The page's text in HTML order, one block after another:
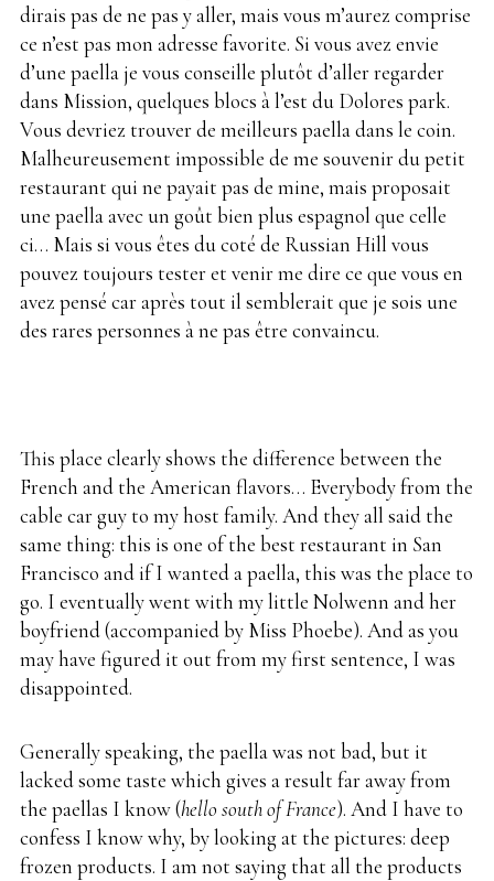
dirais pas de ne pas y aller, mais vous m’aurez comprise
ce n’est pas mon adresse favorite. Si vous avez envie
d’une paella je vous conseille plutôt d’aller regarder
dans Mission, quelques blocs à l’est du Dolores park.
Vous devriez trouver de meilleurs paella dans le coin.
Malheureusement impossible de me souvenir du petit
restaurant qui ne payait pas de mine, mais proposait
une paella avec un goût bien plus espagnol que celle
ci… Mais si vous êtes du coté de Russian Hill vous
pouvez toujours tester et venir me dire ce que vous en
avez pensé car après tout il semblerait que je sois une
des rares personnes à ne pas être convaincu.
This place clearly shows the difference between the
French and the American flavors… Everybody from the
cable car guy to my host family. And they all said the
same thing: this is one of the best restaurant in San
Francisco and if I wanted a paella, this was the place to
go. I eventually went with my little Nolwenn and her
boyfriend (accompanied by Miss Phoebe). And as you
may have figured it out from my first sentence, I was
disappointed.
Generally speaking, the paella was not bad, but it
lacked some taste which gives a result far away from
the paellas I know (hello south of France). And I have to
confess I know why, by looking at the pictures: deep
frozen products. I am not saying that all the products